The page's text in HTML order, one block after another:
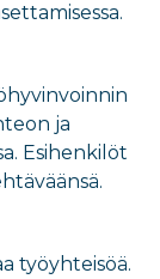
ja
Esihenkilöt
työyhteisöä.